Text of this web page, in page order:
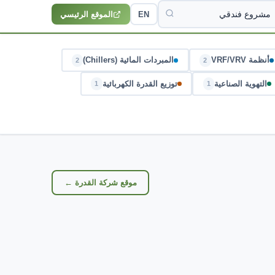
EN الموقع الرئيسي
أنظمة VRF/VRV 2 المبردات المائية (Chillers) 2
التهوية الصناعية 1 توزيع القدرة الكهربائية 1
موقع شركة القدرة ←